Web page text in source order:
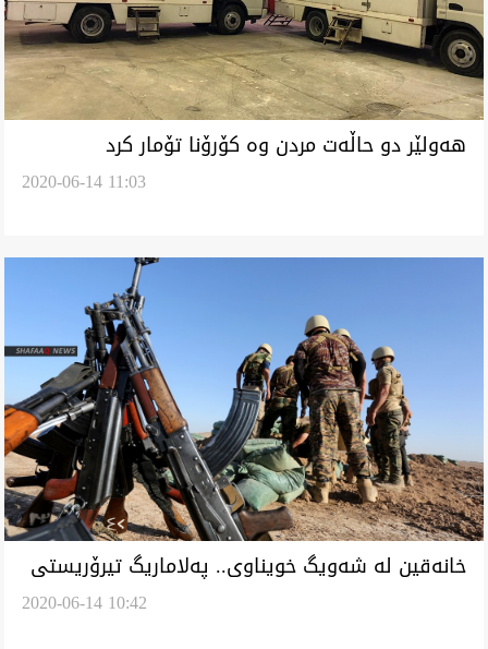
هه‌ولێر دو حاڵه‌ت مردن وه‌ كۆرۆنا تۆمار كرد
2020-06-14 11:03
خانه‌قين له‌ شه‌ويگ خويناوى.. په‌لاماريگ تيرۆريستى
2020-06-14 10:42